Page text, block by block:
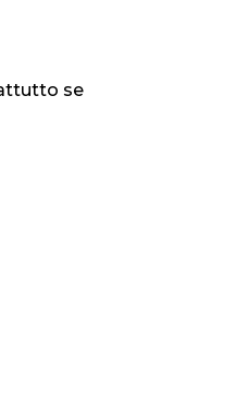
se